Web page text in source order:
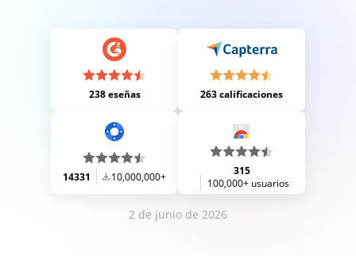
238 eseñas 263 calificaciones
14331 10,000,000+
315
100,000+ usuarios
2 de junio de 2026